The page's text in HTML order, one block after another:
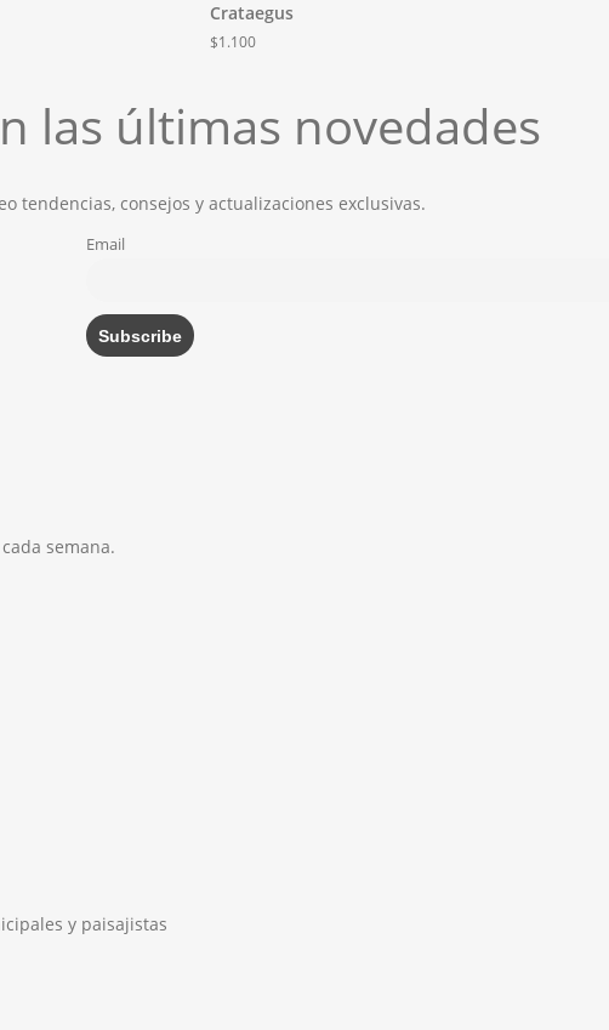
Crataegus
$1.100
las últimas novedades
tendencias, consejos y actualizaciones exclusivas.
Email
semana.
y paisajistas